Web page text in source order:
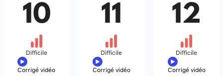
10
Difficile
Corrigé vidéo
11
Difficile
Corrigé vidéo
12
Difficile
Corrigé vidéo